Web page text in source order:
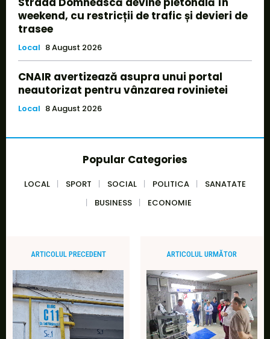
weekend, cu restricții de trafic și devieri de
trasee
Local 8 August 2026
CNAIR avertizează asupra unui portal
neautorizat pentru vânzarea rovinietei
Local 8 August 2026
Popular Categories
LOCAL SPORT SOCIAL POLITICA
SANATATE
BUSINESS
ECONOMIE
ARTICOLUL PRECEDENT ARTICOLUL URMĂTOR